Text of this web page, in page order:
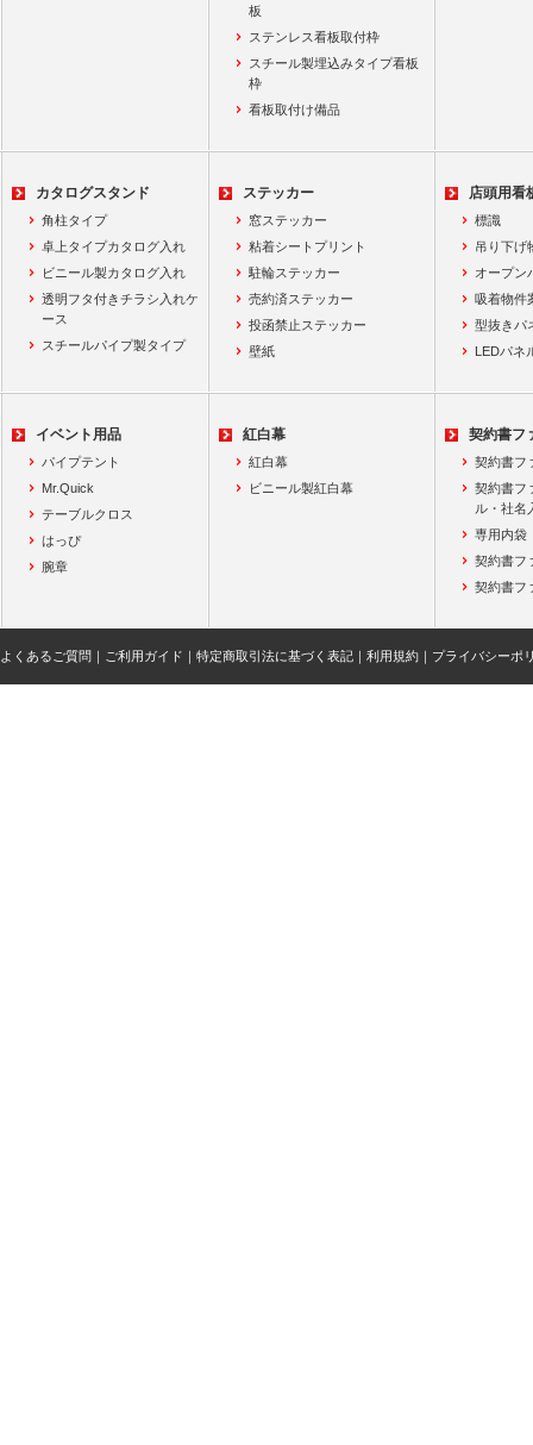
板
ステンレス看板取付枠
スチール製埋込みタイプ看板
枠
看板取付け備品
カタログスタンド
角柱タイプ
卓上タイプカタログ入れ
ビニール製カタログ入れ
透明フタ付きチラシ入れケ
ース
スチールパイプ製タイプ
ステッカー
窓ステッカー
粘着シートプリント
駐輪ステッカー
売約済ステッカー
投函禁止ステッカー
壁紙
店頭用看
標識
吊り下げ
オープン
吸着物件
型抜きパ
LEDパネ
イベント用品
パイプテント
Mr.Quick
テーブルクロス
はっぴ
腕章
紅白幕
紅白幕
ビニール製紅白幕
契約書フ
契約書フ
契約書フ
ル・社名
専用内袋
契約書フ
契約書フ
よくあるご質問 ご利用ガイド 特定商取引法に基づく表記 利用規約 プライバシーポ